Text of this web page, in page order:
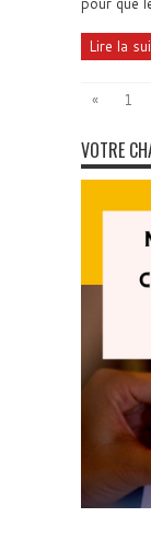
Lire la
« 1
VOTRE